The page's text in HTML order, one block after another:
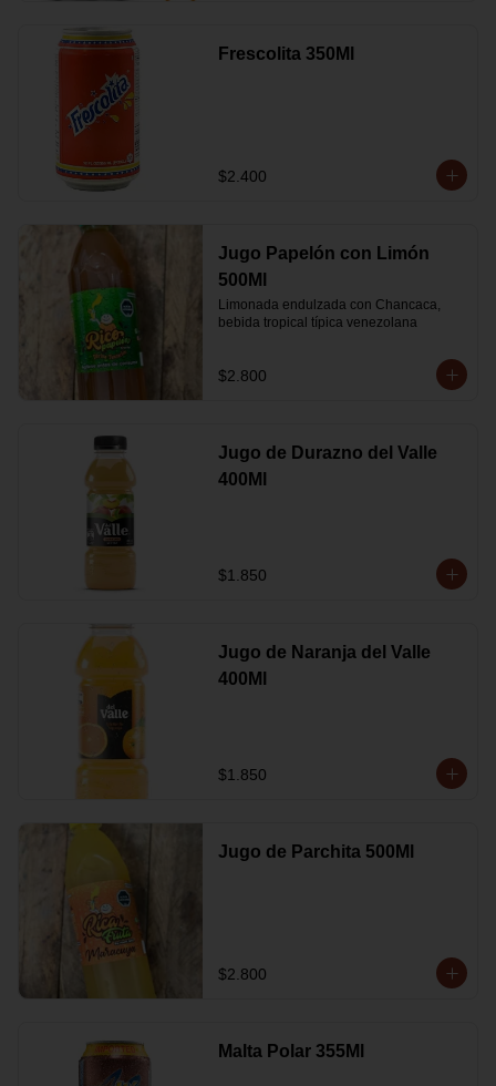
Frescolita 350Ml
$2.400
Jugo Papelón con Limón
500Ml
Limonada endulzada con Chancaca,
bebida tropical típica venezolana
$2.800
Jugo de Durazno del Valle
400Ml
$1.850
Jugo de Naranja del Valle
400Ml
$1.850
Jugo de Parchita 500Ml
$2.800
Malta Polar 355Ml